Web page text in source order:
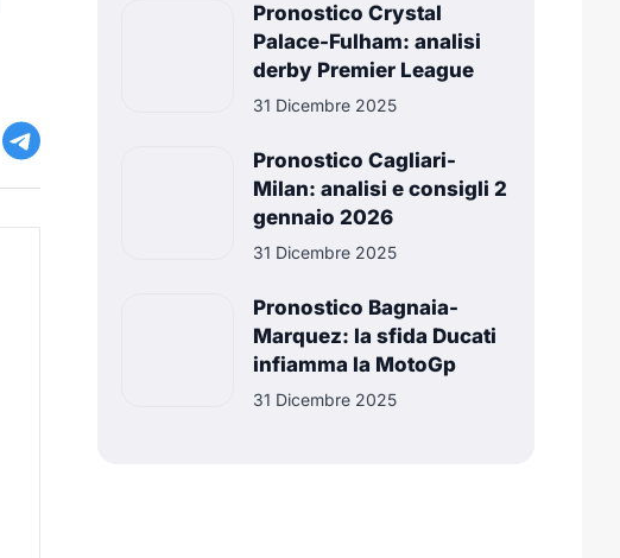
Pronostico Crystal
Palace-Fulham: analisi
derby Premier League
31 Dicembre 2025
Pronostico Cagliari-
Milan: analisi e consigli 2
gennaio 2026
31 Dicembre 2025
Pronostico Bagnaia-
Marquez: la sfida Ducati
infiamma la MotoGp
31 Dicembre 2025